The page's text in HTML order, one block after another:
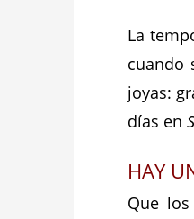
La
cuando
joyas:
días en
HAY
Que